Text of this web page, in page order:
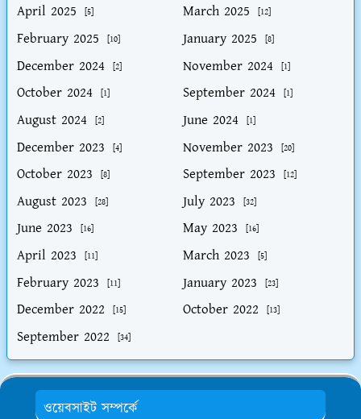
April 2025 [5] March 2025 [12]
February 2025 [10] January 2025 [8]
December 2024 [2] November 2024 [1]
October 2024 [1] September 2024 [1]
August 2024 [2] June 2024 [1]
December 2023 [4] November 2023 [20]
October 2023 [8] September 2023 [12]
August 2023 [28] July 2023 [32]
June 2023 [16] May 2023 [16]
April 2023 [11] March 2023 [5]
February 2023 [11] January 2023 [23]
December 2022 [15] October 2022 [13]
September 2022 [34]
ওয়েবসাইট সম্পর্কে